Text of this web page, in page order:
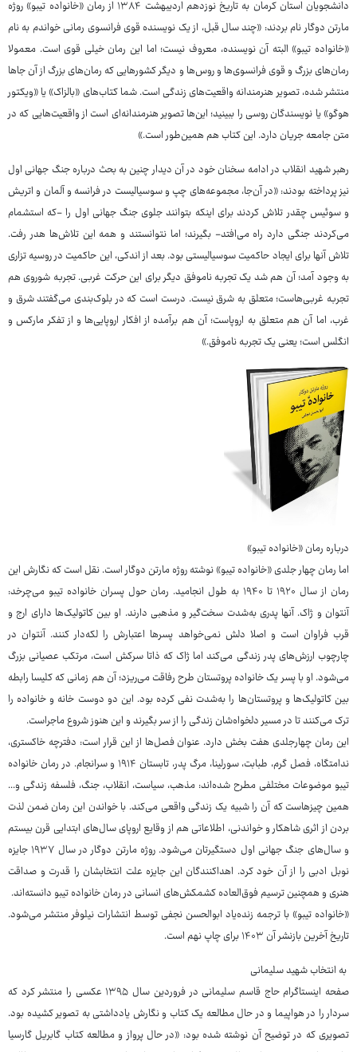
دانشجویان استان کرمان به تاریخ نوزدهم اردیبهشت ۱۳۸۴ از رمان «خانواده تیبو» روژه
مارتن دوگار نام بردند: «چند سال قبل، از یک نویسنده قوی فرانسوی رمانی خواندم به نام
«خانواده تیبو» البته آن نویسنده، معروف نیست؛ اما این رمان خیلی قوی است. معمولا
رمان‌های بزرگ و قوی فرانسوی‌ها و روس‌ها و دیگر کشورهایی که رمان‌های بزرگ از آن جاها
منتشر شده، تصویر هنرمندانه واقعیت‌های زندگی است. شما کتاب‌های «بالزاک» یا «ویکتور
هوگو» یا نویسندگان روسی را ببینید؛ این‌ها تصویر هنرمندانه‌ای است از واقعیت‌هایی که در
متن جامعه جریان دارد. این کتاب هم همین‌طور است.»
رهبر شهید انقلاب در ادامه سخنان خود در آن دیدار چنین به بحث درباره جنگ جهانی اول
نیز پرداخته بودند: «در آن‌جا، مجموعه‌های چپ و سوسیالیست در فرانسه و آلمان و اتریش
و سوئیس چقدر تلاش کردند برای اینکه بتوانند جلوی جنگ جهانی اول را -که استشمام
می‌کردند جنگی دارد راه می‌افتد- بگیرند؛ اما نتوانستند و همه این تلاش‌ها هدر رفت.
تلاش آنها برای ایجاد حاکمیت سوسیالیستی بود. بعد از اندکی، این حاکمیت در روسیه تزاری
به وجود آمد؛ آن هم شد یک تجربه ناموفق دیگر برای این حرکت غربی. تجربه شوروی هم
تجربه غربی‌هاست؛ متعلق به شرق نیست. درست است که در بلوک‌بندی می‌گفتند شرق و
غرب، اما آن هم متعلق به اروپاست؛ آن هم برآمده از افکار اروپایی‌ها و از تفکر مارکس و
انگلس است؛ یعنی یک تجربه ناموفق.»
درباره رمان «خانواده تیبو»
اما رمان چهار جلدی «خانواده تیبو» نوشته روژه مارتن دوگار است. نقل است که نگارش این
رمان از سال ۱۹۲۰ تا ۱۹۴۰ به طول انجامید. رمان حول پسران خانواده تیبو می‌چرخد:
آنتوان و ژاک. آنها پدری به‌شدت سخت‌گیر و مذهبی دارند. او بین کاتولیک‌ها دارای ارج و
قرب فراوان است و اصلا دلش نمی‌خواهد پسرها اعتبارش را لکه‌دار کنند. آنتوان در
چارچوب ارزش‌های پدر زندگی می‌کند اما ژاک که ذاتا سرکش است، مرتکب عصیانی بزرگ
می‌شود. او با پسر یک خانواده پروتستان طرح رفاقت می‌ریزد؛ آن هم زمانی که کلیسا رابطه
بین کاتولیک‌ها و پروتستان‌ها را به‌شدت نفی کرده بود. این دو دوست خانه و خانواده را
ترک می‌کنند تا در مسیر دلخواه‌شان زندگی را از سر بگیرند و این هنوز شروع ماجراست.
این رمان چهارجلدی هفت بخش دارد. عنوان فصل‌ها از این قرار است: دفترچه خاکستری،
ندامتگاه، فصل گرم، طبابت، سورلینا، مرگ پدر، تابستان ۱۹۱۴ و سرانجام. در رمان خانواده
تیبو موضوعات مختلفی مطرح شده‌اند: مذهب، سیاست، انقلاب، جنگ، فلسفه زندگی و...
همین چیزهاست که آن را شبیه یک زندگی واقعی می‌کند. با خواندن این رمان ضمن لذت
بردن از اثری شاهکار و خواندنی، اطلاعاتی هم از وقایع اروپای سال‌های ابتدایی قرن بیستم
و سال‌های جنگ جهانی اول دستگیرتان می‌شود. روژه مارتن دوگار در سال ۱۹۳۷ جایزه
نوبل ادبی را از آن خود کرد. اهداکنندگان این جایزه علت انتخابشان را قدرت و صداقت
هنری و همچنین ترسیم فوق‌العاده کشمکش‌های انسانی در رمان خانواده تیبو دانسته‌اند.
«خانواده تیبو» با ترجمه زنده‌یاد ابوالحسن نجفی توسط انتشارات نیلوفر منتشر می‌شود.
تاریخ آخرین بازنشر آن ۱۴۰۳ برای چاپ نهم است.
به انتخاب شهید سلیمانی
صفحه اینستاگرام حاج قاسم سلیمانی در فروردین سال ۱۳۹۵ عکسی را منتشر کرد که
سردار را در هواپیما و در حال مطالعه یک کتاب و نگارش یادداشتی به تصویر کشیده بود.
تصویری که در توضیح آن نوشته شده بود: «در حال پرواز و مطالعه کتاب گابریل گارسیا